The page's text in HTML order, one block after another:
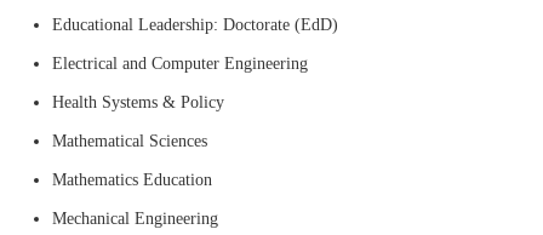
Educational Leadership: Doctorate (EdD)
Electrical and Computer Engineering
Health Systems & Policy
Mathematical Sciences
Mathematics Education
Mechanical Engineering